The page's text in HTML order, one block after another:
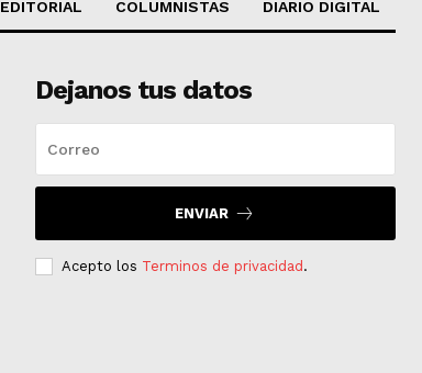
EDITORIAL COLUMNISTAS DIARIO DIGITAL
Dejanos tus datos
ENVIAR
Acepto los Terminos de privacidad .